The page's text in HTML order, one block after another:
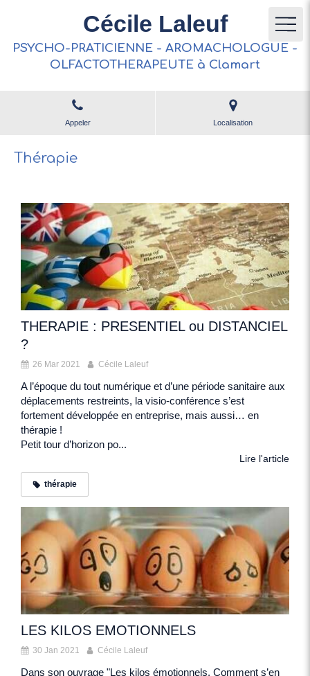
Cécile Laleuf
PSYCHO-PRATICIENNE - AROMACHOLOGUE -
OLFACTOTHERAPEUTE à Clamart
Appeler Localisation
Thérapie
THERAPIE : PRESENTIEL ou DISTANCIEL
?
26 Mar 2021 Cécile Laleuf
A l’époque du tout numérique et d’une période sanitaire aux
déplacements restreints, la visio-conférence s’est
fortement développée en entreprise, mais aussi… en
thérapie !
Petit tour d’horizon po...
Lire l'article
thérapie
LES KILOS EMOTIONNELS
30 Jan 2021 Cécile Laleuf
Dans son ouvrage "Les kilos émotionnels, Comment s’en